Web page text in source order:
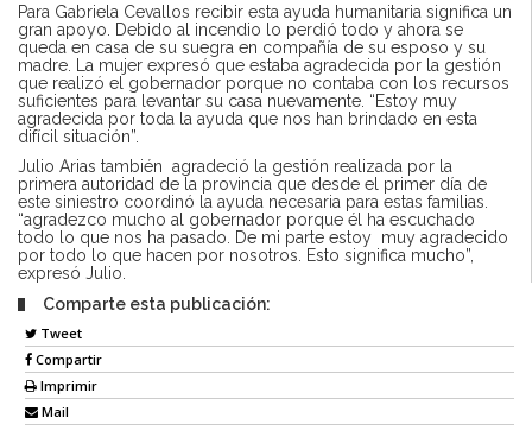
Para Gabriela Cevallos recibir esta ayuda humanitaria significa un
gran apoyo. Debido al incendio lo perdió todo y ahora se
queda en casa de su suegra en compañía de su esposo y su
madre. La mujer expresó que estaba agradecida por la gestión
que realizó el gobernador porque no contaba con los recursos
suficientes para levantar su casa nuevamente. “Estoy muy
agradecida por toda la ayuda que nos han brindado en esta
difícil situación”.
Julio Arias también agradeció la gestión realizada por la
primera autoridad de la provincia que desde el primer día de
este siniestro coordinó la ayuda necesaria para estas familias.
“agradezco mucho al gobernador porque él ha escuchado
todo lo que nos ha pasado. De mi parte estoy muy agradecido
por todo lo que hacen por nosotros. Esto significa mucho”,
expresó Julio.
Comparte esta publicación:
Tweet
Compartir
Imprimir
Mail